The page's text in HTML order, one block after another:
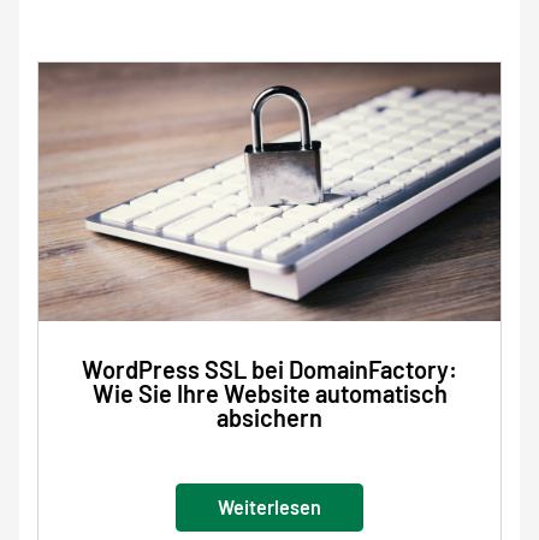
WordPress SSL bei DomainFactory:
Wie Sie Ihre Website automatisch
absichern
Weiterlesen